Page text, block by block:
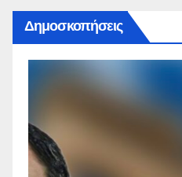
Δημοσκοπήσεις